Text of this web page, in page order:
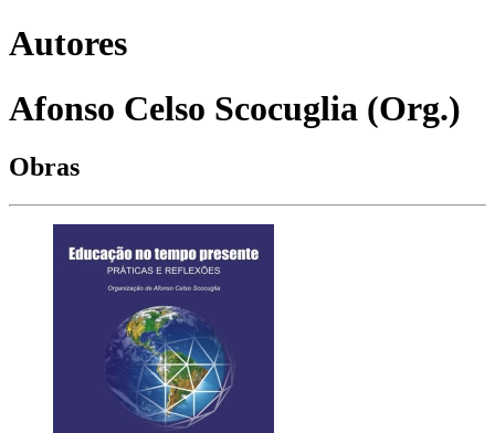
Autores
Afonso Celso Scocuglia (Org.)
Obras